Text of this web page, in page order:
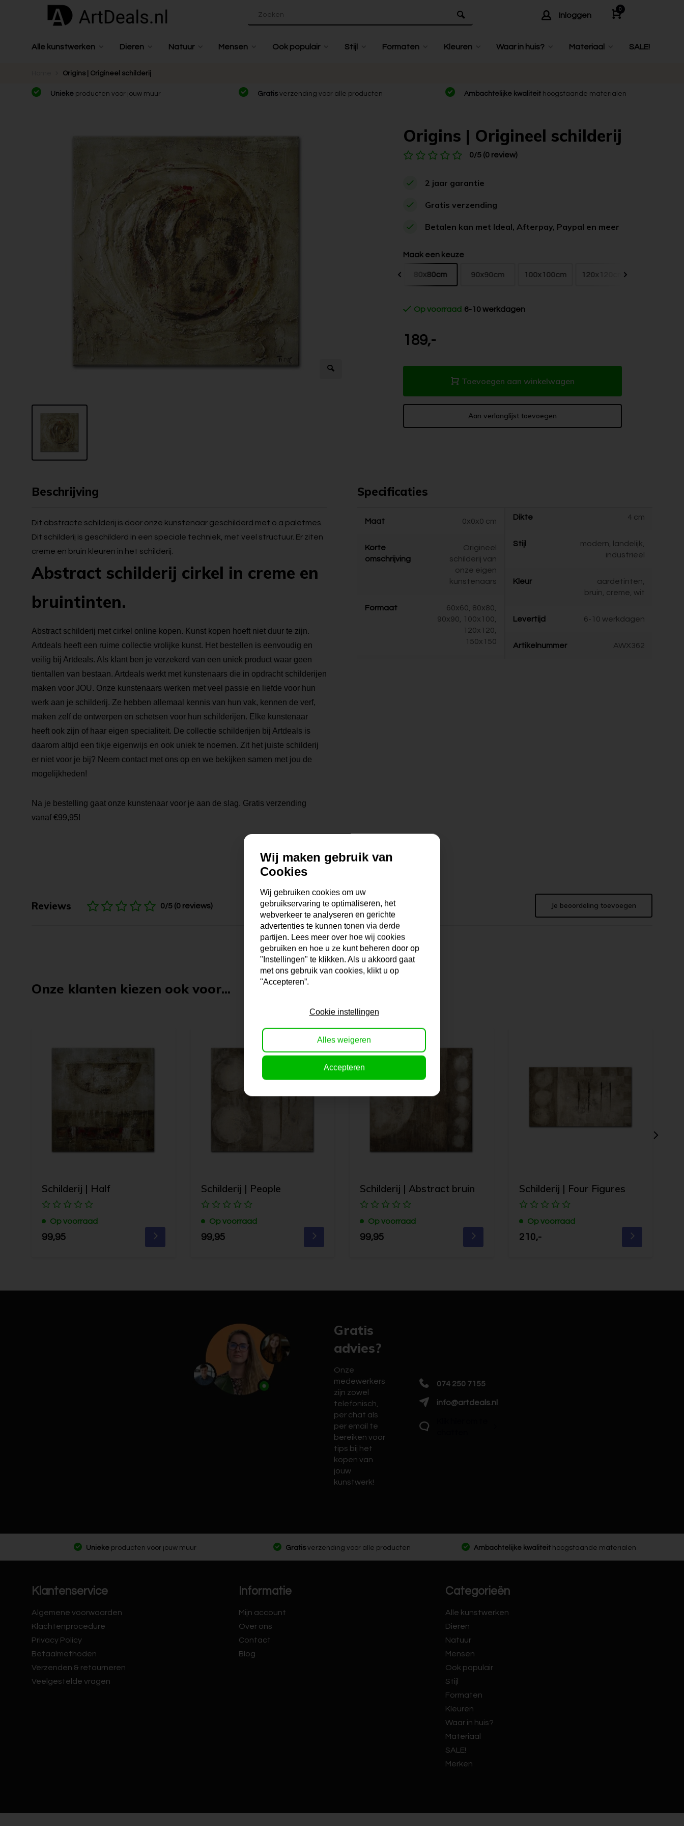
Inloggen
0
Alle kunstwerken Dieren Natuur Mensen Ook populair Stijl Formaten Kleuren Waar in huis? Materiaal SALE!
Origins | Origineel schilderij
Unieke producten voor jouw muur Gratisverzending voor alle producten Ambachtelijke kwaliteit hoogstaande materialen
Origins | Origineel schilderij
0/5 (0 review)
2 jaar garantie
Gratis verzending
Betalen kan met Ideal, Afterpay, Paypal en meer
Maak een keuze
80x80cm 90x90cm 100x100cm 120x120cm
Op voorraad 6-10 werkdagen
189,-
Toevoegen aan winkelwagen
Aan verlanglijst toevoegen
Beschrijving
Dit abstracte schilderij is door onze kunstenaar geschilderd met o.a paletmes.
Dit schilderij is geschilderd in een speciale techniek, met veel structuur. Er ziten
creme en bruin kleuren in het schilderij.
Abstract schilderij cirkel in creme en
bruintinten.
Abstract schilderij met cirkel online kopen. Kunst kopen hoeft niet duur te zijn.
Artdeals heeft een ruime collectie vrolijke kunst. Het bestellen is eenvoudig en
veilig bij Artdeals. Als klant ben je verzekerd van een uniek product waar geen
tientallen van bestaan. Artdeals werkt met kunstenaars die in opdracht schilderijen
maken voor JOU. Onze kunstenaars werken met veel passie en liefde voor hun
werk aan je schilderij. Ze hebben allemaal kennis van hun vak, kennen de verf,
maken zelf de ontwerpen en schetsen voor hun schilderijen. Elke kunstenaar
heeft ook zijn of haar eigen specialiteit. De collectie schilderijen bij Artdeals is
daarom altijd een tikje eigenwijs en ook uniek te noemen. Zit het juiste schilderij
er niet voor je bij? Neem contact met ons op en we bekijken samen met jou de
mogelijkheden!
Na je bestelling gaat onze kunstenaar voor je aan de slag. Gratis verzending
vanaf €99,95!
Specificaties
Maat 0x0x0 cm
Korte
omschrijving
Origineel
schilderij van
onze eigen
kunstenaars
Formaat
60x60, 80x80,
90x90, 100x100,
120x120,
150x150
Dikte 4 cm
Stijl
modern, landelijk,
industrieel
Kleur
aardetinten,
bruin, creme, wit
Levertijd 6-10 werkdagen
Artikelnummer AWX362
Reviews 0/5 (0 reviews) Je beoordeling toevoegen
Onze klanten kiezen ook voor...
Schilderij | Half
Op voorraad
99,95
Schilderij | People
Op voorraad
99,95
Schilderij | Abstract bruin
Op voorraad
99,95
Schilderij | Four Figures
Op voorraad
210,-
Gratis
advies?
Onze
medewerkers
zijn zowel
telefonisch,
per chat als
per email te
bereiken voor
tips bij het
kopen van
jouw
kunstwerk!
074 250 7155
info@artdeals.nl
Unieke producten voor jouw muur Gratis verzending voor alle producten Ambachtelijke kwaliteit hoogstaande materialen
Klantenservice
Algemene voorwaarden
Klachtenprocedure
Privacy Policy
Betaalmethoden
Verzenden & retourneren
Veelgestelde vragen
Informatie
Mijn account
Over ons
Contact
Blog
Categorieën
Alle kunstwerken
Dieren
Natuur
Mensen
Ook populair
Stijl
Formaten
Kleuren
Waar in huis?
Materiaal
SALE!
Merken
Wij maken gebruik van
Cookies
Wij gebruiken cookies om uw
gebruikservaring te optimaliseren, het
webverkeer te analyseren en gerichte
advertenties te kunnen tonen via derde
partijen. Lees meer over hoe wij cookies
gebruiken en hoe u ze kunt beheren door op
"Instellingen" te klikken. Als u akkoord gaat
met ons gebruik van cookies, klikt u op
"Accepteren”.
Cookie instellingen
Alles weigeren
Accepteren